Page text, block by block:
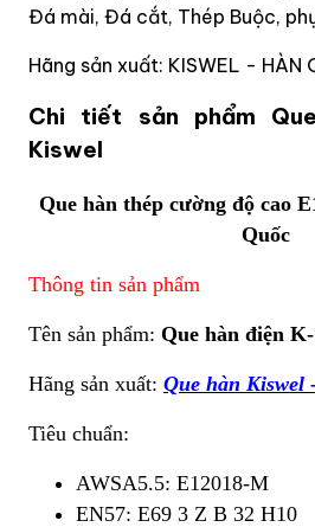
Đá mài, Đá cắt, Thép Buộc,
Hãng sản xuất: KISWEL - HÀN
Chi tiết sản phẩm
Kiswel
Que hàn thép cường độ cao
Quốc
Thông tin sản phẩm
Tên sản phẩm: Que hàn điện
Hãng sản xuất: Que hàn Kiswel
Tiêu chuẩn:
AWSA5.5: E12018-M
EN57: E69 3 Z B 32 H10